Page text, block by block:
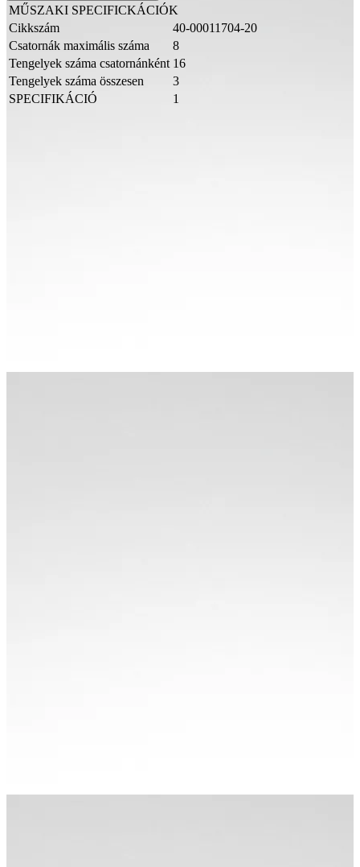
MŰSZAKI SPECIFICKÁCIÓK
Cikkszám
40-00011704-20
Csatornák maximális száma
8
Tengelyek száma csatornánként 16
Tengelyek száma összesen
3
SPECIFIKÁCIÓ
1